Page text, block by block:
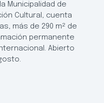
Municipalidad de
Cultural, cuenta
más de 290 m² de
permanente
Abierto